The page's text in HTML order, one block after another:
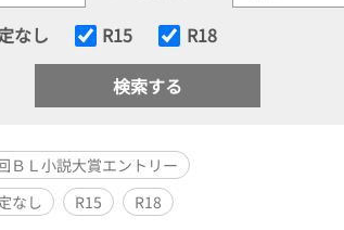
なし R15 R18
ＢＬ小説大賞エントリー
なし R15 R18